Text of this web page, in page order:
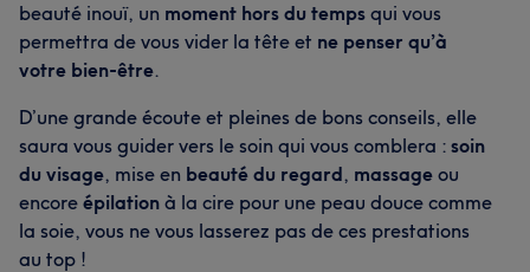
beauté inouï, un moment hors du temps qui vous
permettra de vous vider la tête et ne penser qu’à
votre bien-être.
D’une grande écoute et pleines de bons conseils, elle
saura vous guider vers le soin qui vous comblera : soin
du visage, mise en beauté du regard, massage ou
encore épilation à la cire pour une peau douce comme
la soie, vous ne vous lasserez pas de ces prestations
au top !